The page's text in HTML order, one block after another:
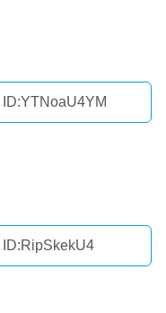
ID:YTNoaU4YM
ID:RipSkekU4